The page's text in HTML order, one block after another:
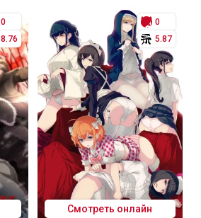
0
8.76
0
5.87
Смотреть онлайн